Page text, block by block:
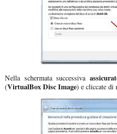
Nella schermata successiva
(VirtualBox Disc Image) e cliccate di